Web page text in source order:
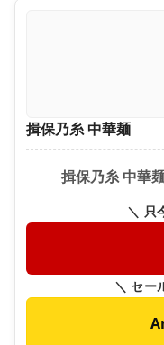
揖保乃糸 中華麺
揖保乃糸 中華
＼ 只
＼ セー